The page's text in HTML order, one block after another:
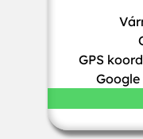
GPS